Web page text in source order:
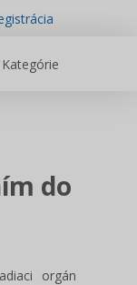
Kategórie
do
orgán